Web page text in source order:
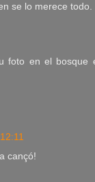
se lo merece todo.
foto en el bosque
cançó!